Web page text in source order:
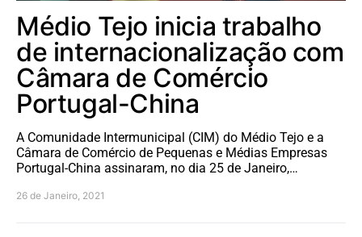
Médio Tejo inicia trabalho
de internacionalização com
Câmara de Comércio
Portugal-China
A Comunidade Intermunicipal (CIM) do Médio Tejo e a
Câmara de Comércio de Pequenas e Médias Empresas
Portugal-China assinaram, no dia 25 de Janeiro,…
26 de Janeiro, 2021